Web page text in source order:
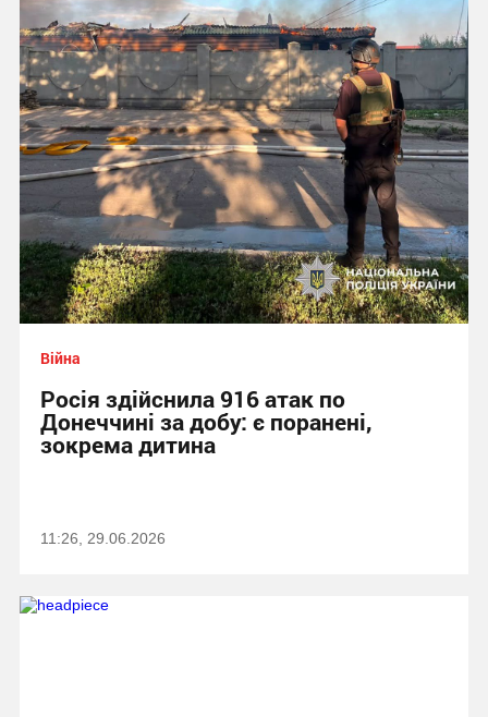
Війна
Росія здійснила 916 атак по
Донеччині за добу: є поранені,
зокрема дитина
11:26, 29.06.2026